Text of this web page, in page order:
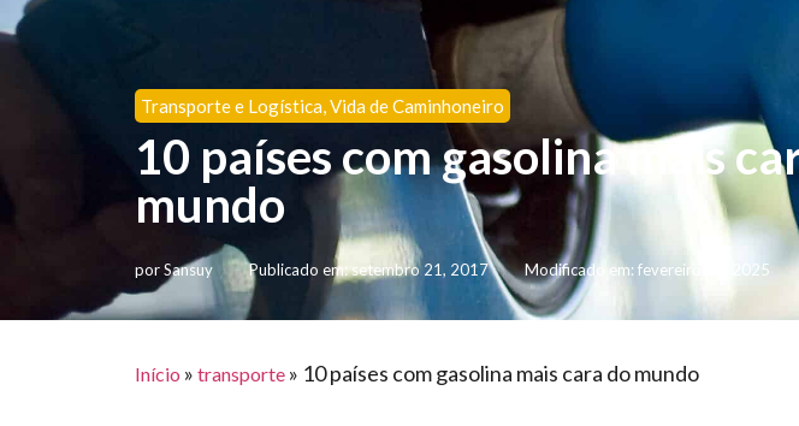
Transporte e Logística,Vida de Caminhoneiro
10 países com gasolina mais
mundo
porSansuy Publicado em:setembro 21, 2017 Modificado em: fevereiro 25, 2025
Início » transporte » 10 países com gasolina mais cara do mundo